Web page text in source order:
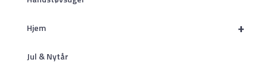
+
Hjem
Jul & Nytår